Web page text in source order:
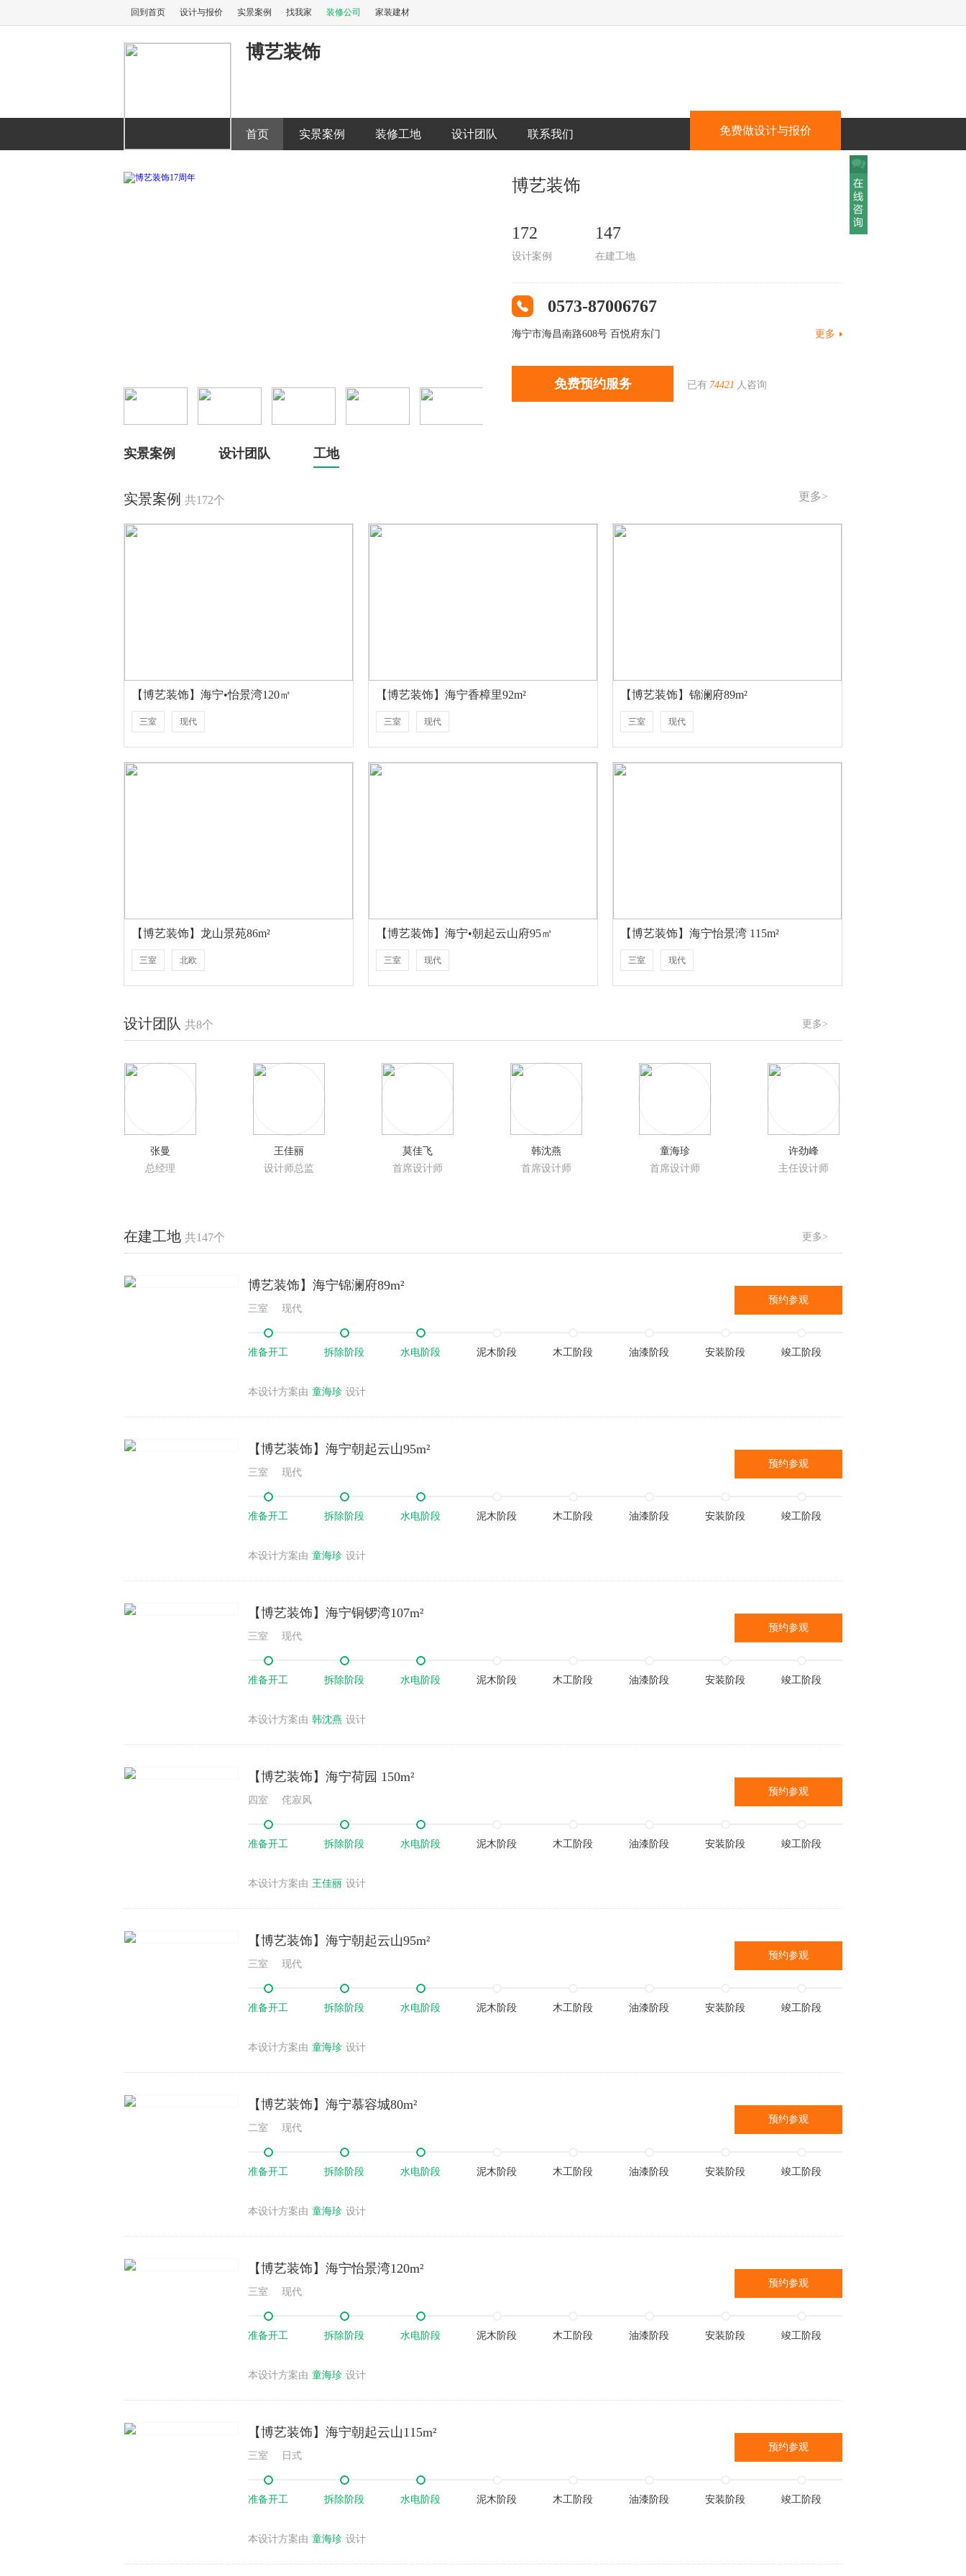
回到首页 设计与报价 实景案例 找我家 装修公司 家装建材
博艺装饰
首页 实景案例 装修工地 设计团队 联系我们 免费做设计与报价
博艺装饰
172
设计案例
147
在建工地
0573-87006767
海宁市海昌南路608号 百悦府东门 更多
免费预约服务 已有 74421 人咨询
实景案例 设计团队 工地
更多>
实景案例 共172个
【博艺装饰】海宁•怡景湾120㎡
三室 现代
【博艺装饰】海宁香樟里92m²
三室 现代
【博艺装饰】锦澜府89m²
三室 现代
【博艺装饰】龙山景苑86m²
三室 北欧
【博艺装饰】海宁•朝起云山府95㎡
三室 现代
【博艺装饰】海宁怡景湾 115m²
三室 现代
更多>
设计团队 共8个
张曼
总经理
王佳丽
设计师总监
莫佳飞
首席设计师
韩沈燕
首席设计师
童海珍
首席设计师
许劲峰
主任设计师
更多>
在建工地 共147个
博艺装饰】海宁锦澜府89m²
三室 现代
准备开工 拆除阶段 水电阶段 泥木阶段 木工阶段 油漆阶段 安装阶段 竣工阶段
本设计方案由 童海珍 设计
预约参观
【博艺装饰】海宁朝起云山95m²
三室 现代
准备开工 拆除阶段 水电阶段 泥木阶段 木工阶段 油漆阶段 安装阶段 竣工阶段
本设计方案由 童海珍 设计
预约参观
【博艺装饰】海宁铜锣湾107m²
三室 现代
准备开工 拆除阶段 水电阶段 泥木阶段 木工阶段 油漆阶段 安装阶段 竣工阶段
本设计方案由 韩沈燕 设计
预约参观
【博艺装饰】海宁荷园 150m²
四室 侘寂风
准备开工 拆除阶段 水电阶段 泥木阶段 木工阶段 油漆阶段 安装阶段 竣工阶段
本设计方案由 王佳丽 设计
预约参观
【博艺装饰】海宁朝起云山95m²
三室 现代
准备开工 拆除阶段 水电阶段 泥木阶段 木工阶段 油漆阶段 安装阶段 竣工阶段
本设计方案由 童海珍 设计
预约参观
【博艺装饰】海宁慕容城80m²
二室 现代
准备开工 拆除阶段 水电阶段 泥木阶段 木工阶段 油漆阶段 安装阶段 竣工阶段
本设计方案由 童海珍 设计
预约参观
【博艺装饰】海宁怡景湾120m²
三室 现代
准备开工 拆除阶段 水电阶段 泥木阶段 木工阶段 油漆阶段 安装阶段 竣工阶段
本设计方案由 童海珍 设计
预约参观
【博艺装饰】海宁朝起云山115m²
三室 日式
准备开工 拆除阶段 水电阶段 泥木阶段 木工阶段 油漆阶段 安装阶段 竣工阶段
本设计方案由 童海珍 设计
预约参观